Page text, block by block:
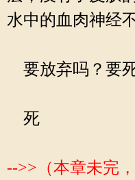
水中的血肉神经
要放弃吗？要
死
-->>（本章未完